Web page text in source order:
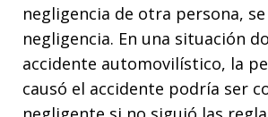
negligencia de otra persona,
negligencia. En una situación
accidente automovilístico, la
causó el accidente podría ser